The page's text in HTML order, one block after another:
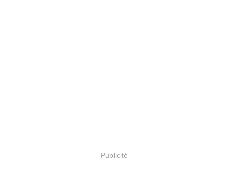
Publicité